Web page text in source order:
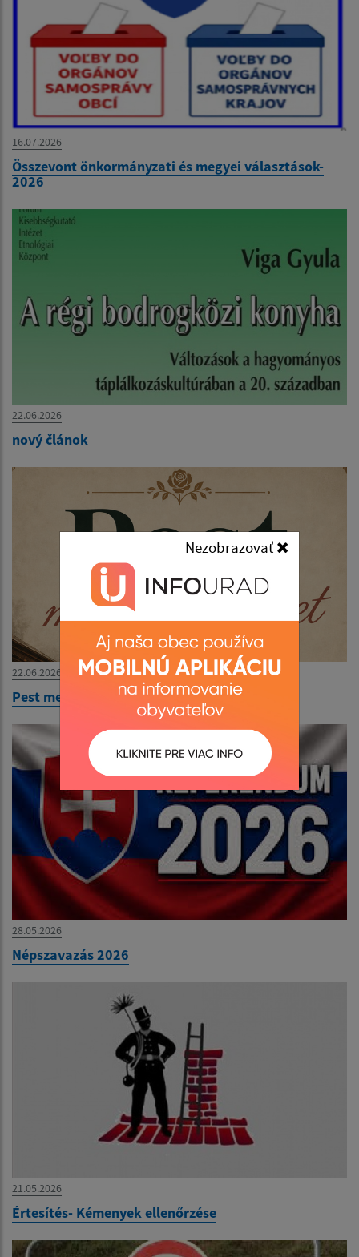
16.07.2026
Összevont önkormányzati és megyei választások-
2026
22.06.2026
nový článok
22.06.2026
Pest megér egy estet
28.05.2026
Népszavazás 2026
21.05.2026
Értesítés- Kémenyek ellenőrzése
Nezobrazovať